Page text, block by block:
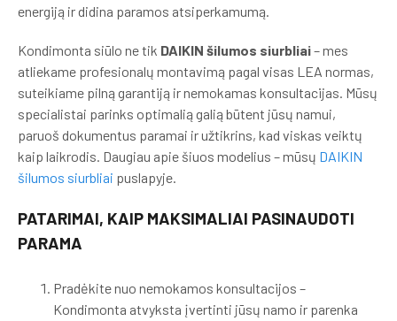
energiją ir didina paramos atsiperkamumą.
Kondimonta siūlo ne tik DAIKIN šilumos siurbliai– mes
atliekame profesionalų montavimą pagal visas LEA normas,
suteikiame pilną garantiją ir nemokamas konsultacijas. Mūsų
specialistai parinks optimalią galią būtent jūsų namui,
paruoš dokumentus paramai ir užtikrins, kad viskas veiktų
kaip laikrodis. Daugiau apie šiuos modelius – mūsų DAIKIN
šilumos siurbliai puslapyje.
PATARIMAI, KAIP MAKSIMALIAI PASINAUDOTI
PARAMA
Pradėkite nuo nemokamos konsultacijos –
Kondimonta atvyksta įvertinti jūsų namo ir parenka